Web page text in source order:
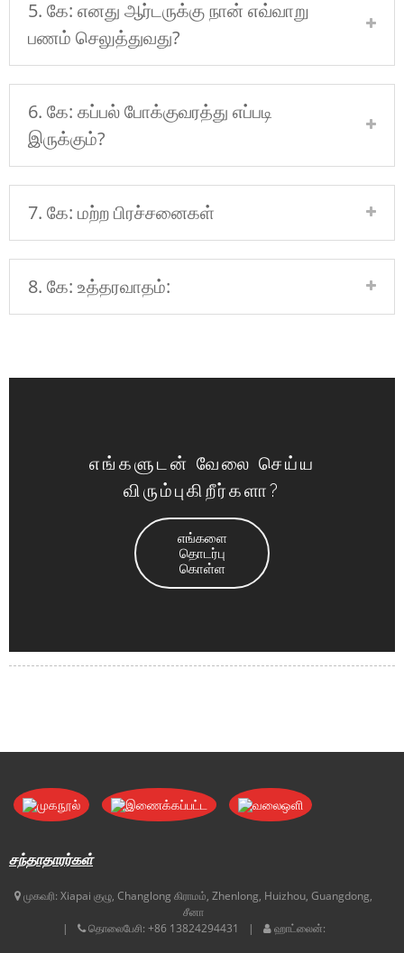
5. கே: எனது ஆர்டருக்கு நான் எவ்வாறு
பணம் செலுத்துவது?
6. கே: கப்பல் போக்குவரத்து எப்படி
இருக்கும்?
7. கே: மற்ற பிரச்சனைகள்
8. கே: உத்தரவாதம்:
எங்களுடன் வேலை செய்ய
விரும்புகிறீர்களா?
எங்களை
தொடர்பு
கொள்ள
சந்தாதாரர்கள்
முகவரி: Xiapai குழு, Changlong கிராமம், Zhenlong, Huizhou, Guangdong,
சீனா
தொலைபேசி: +86 13824294431 ஹாட்லைன்: